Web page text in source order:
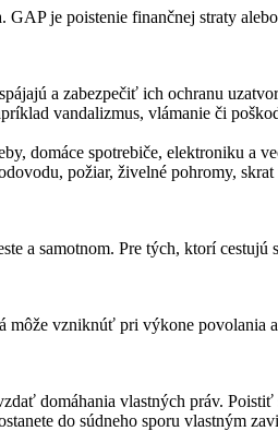
je poistenie finančnej straty
a zabezpečiť ich ochranu
vandalizmus, vlámanie či
domáce spotrebiče, elektroniku a
požiar, živelné pohromy, skrat
a samotnom. Pre tých, ktorí cestujú
môže vzniknúť pri výkone povolania
domáhania vlastných práv.
do súdneho sporu vlastným